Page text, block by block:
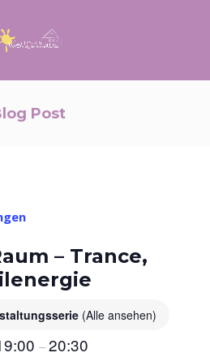
Post
– Trance,
(Alle ansehen)
–20:30